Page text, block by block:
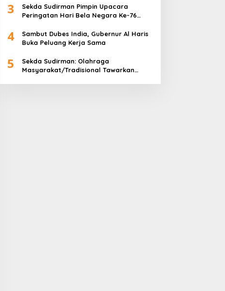
3
Sekda Sudirman Pimpin Upacara
Peringatan Hari Bela Negara Ke-76
4
Sambut Dubes India, Gubernur Al Haris
Buka Peluang Kerja Sama
5
Sekda Sudirman: Olahraga
Masyarakat/Tradisional Tawarkan